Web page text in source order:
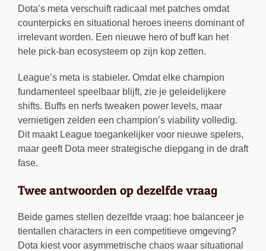
Dota’s meta verschuift radicaal met patches omdat
counterpicks en situational heroes ineens dominant of
irrelevant worden. Een nieuwe hero of buff kan het
hele pick-ban ecosysteem op zijn kop zetten.
League’s meta is stabieler. Omdat elke champion
fundamenteel speelbaar blijft, zie je geleidelijkere
shifts. Buffs en nerfs tweaken power levels, maar
vernietigen zelden een champion’s viability volledig.
Dit maakt League toegankelijker voor nieuwe spelers,
maar geeft Dota meer strategische diepgang in de draft
fase.
Twee antwoorden op dezelfde vraag
Beide games stellen dezelfde vraag: hoe balanceer je
tientallen characters in een competitieve omgeving?
Dota kiest voor asymmetrische chaos waar situational